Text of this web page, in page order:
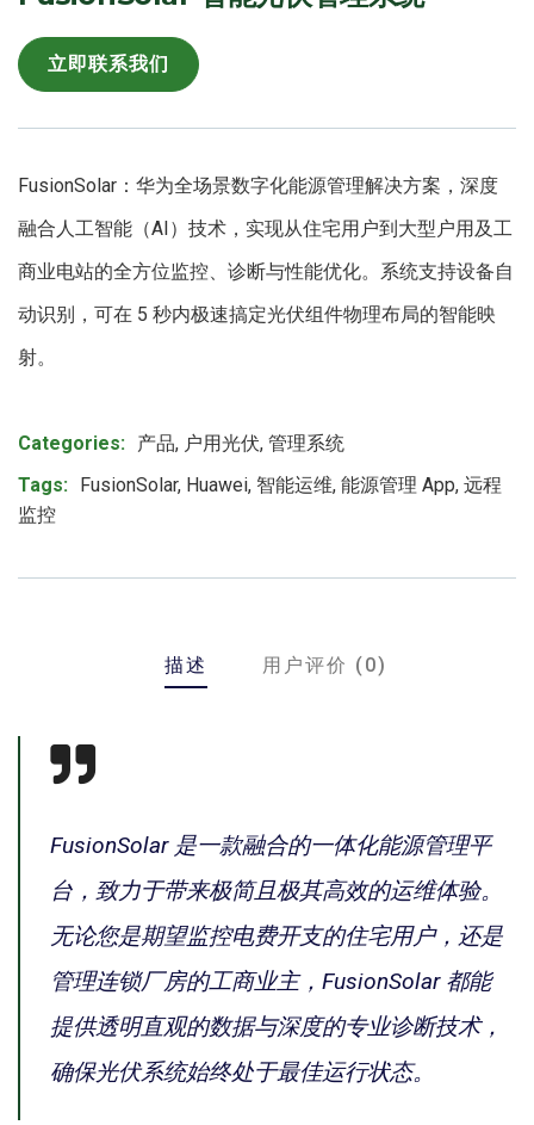
立即联系我们
FusionSolar：华为全场景数字化能源管理解决方案，深度
融合人工智能（AI）技术，实现从住宅用户到大型户用及工
商业电站的全方位监控、诊断与性能优化。系统支持设备自
动识别，可在 5 秒内极速搞定光伏组件物理布局的智能映
射。
Categories: 产品, 户用光伏, 管理系统
Tags: FusionSolar, Huawei, 智能运维, 能源管理 App, 远程
监控
描述 用户评价 (0)
FusionSolar 是一款融合的一体化能源管理平
台，致力于带来极简且极其高效的运维体验。
无论您是期望监控电费开支的住宅用户，还是
管理连锁厂房的工商业主，FusionSolar 都能
提供透明直观的数据与深度的专业诊断技术，
确保光伏系统始终处于最佳运行状态。